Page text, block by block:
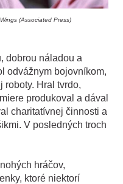
(Associated Press)
dobrou náladou a
odvážnym bojovníkom,
roboty. Hral tvrdo,
produkoval a dával
charitatívnej činnosti a
V posledných troch
hráčov,
ktoré niektorí